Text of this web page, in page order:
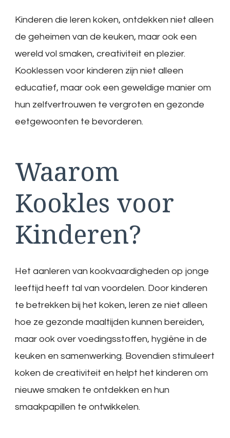
Kinderen die leren koken, ontdekken niet alleen
de geheimen van de keuken, maar ook een
wereld vol smaken, creativiteit en plezier.
Kooklessen voor kinderen zijn niet alleen
educatief, maar ook een geweldige manier om
hun zelfvertrouwen te vergroten en gezonde
eetgewoonten te bevorderen.
Waarom
Kookles voor
Kinderen?
Het aanleren van kookvaardigheden op jonge
leeftijd heeft tal van voordelen. Door kinderen
te betrekken bij het koken, leren ze niet alleen
hoe ze gezonde maaltijden kunnen bereiden,
maar ook over voedingsstoffen, hygiëne in de
keuken en samenwerking. Bovendien stimuleert
koken de creativiteit en helpt het kinderen om
nieuwe smaken te ontdekken en hun
smaakpapillen te ontwikkelen.